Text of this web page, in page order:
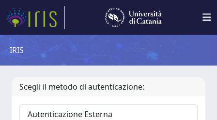
IRIS
Scegli il metodo di autenticazione:
Autenticazione Esterna